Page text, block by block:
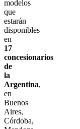
modelos
que
estarán
disponibles
en
17
concesionarios
de
la
Argentina,
en
Buenos
Aires,
Córdoba,